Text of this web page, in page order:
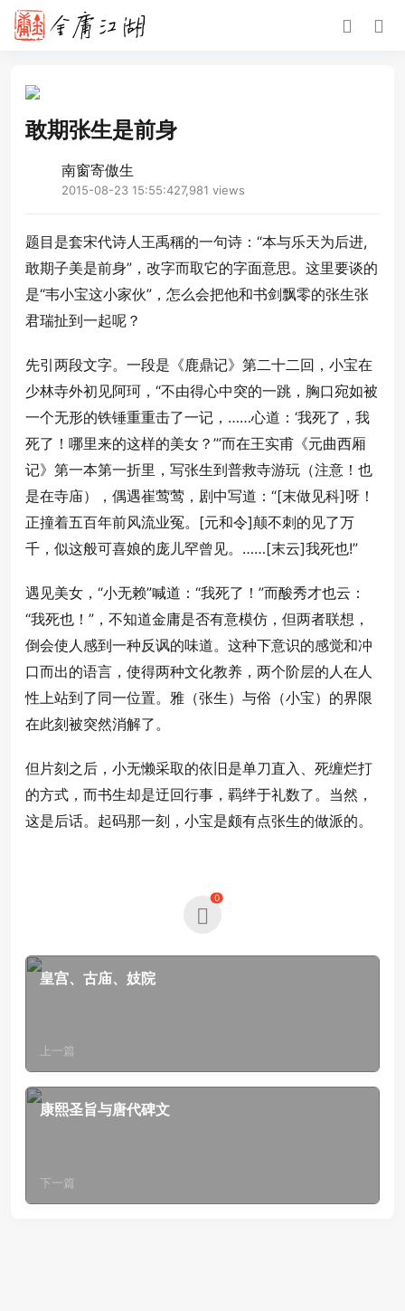
敢期张生是前身
南窗寄傲生
2015-08-23 15:55:427,981 views
题目是套宋代诗人王禹稱的一句诗：“本与乐天为后进,
敢期子美是前身”，改字而取它的字面意思。这里要谈的
是“韦小宝这小家伙”，怎么会把他和书剑飘零的张生张
君瑞扯到一起呢？
先引两段文字。一段是《鹿鼎记》第二十二回，小宝在
少林寺外初见阿珂，“不由得心中突的一跳，胸口宛如被
一个无形的铁锤重重击了一记，……心道：‘我死了，我
死了！哪里来的这样的美女？’”而在王实甫《元曲西厢
记》第一本第一折里，写张生到普救寺游玩（注意！也
是在寺庙），偶遇崔莺莺，剧中写道：“[末做见科]呀！
正撞着五百年前风流业冤。[元和令]颠不刺的见了万
千，似这般可喜娘的庞儿罕曾见。……[末云]我死也!”
遇见美女，“小无赖”喊道：“我死了！”而酸秀才也云：
“我死也！”，不知道金庸是否有意模仿，但两者联想，
倒会使人感到一种反讽的味道。这种下意识的感觉和冲
口而出的语言，使得两种文化教养，两个阶层的人在人
性上站到了同一位置。雅（张生）与俗（小宝）的界限
在此刻被突然消解了。
但片刻之后，小无懒采取的依旧是单刀直入、死缠烂打
的方式，而书生却是迂回行事，羁绊于礼数了。当然，
这是后话。起码那一刻，小宝是颇有点张生的做派的。
0
皇宫、古庙、妓院
上一篇
康熙圣旨与唐代碑文
下一篇